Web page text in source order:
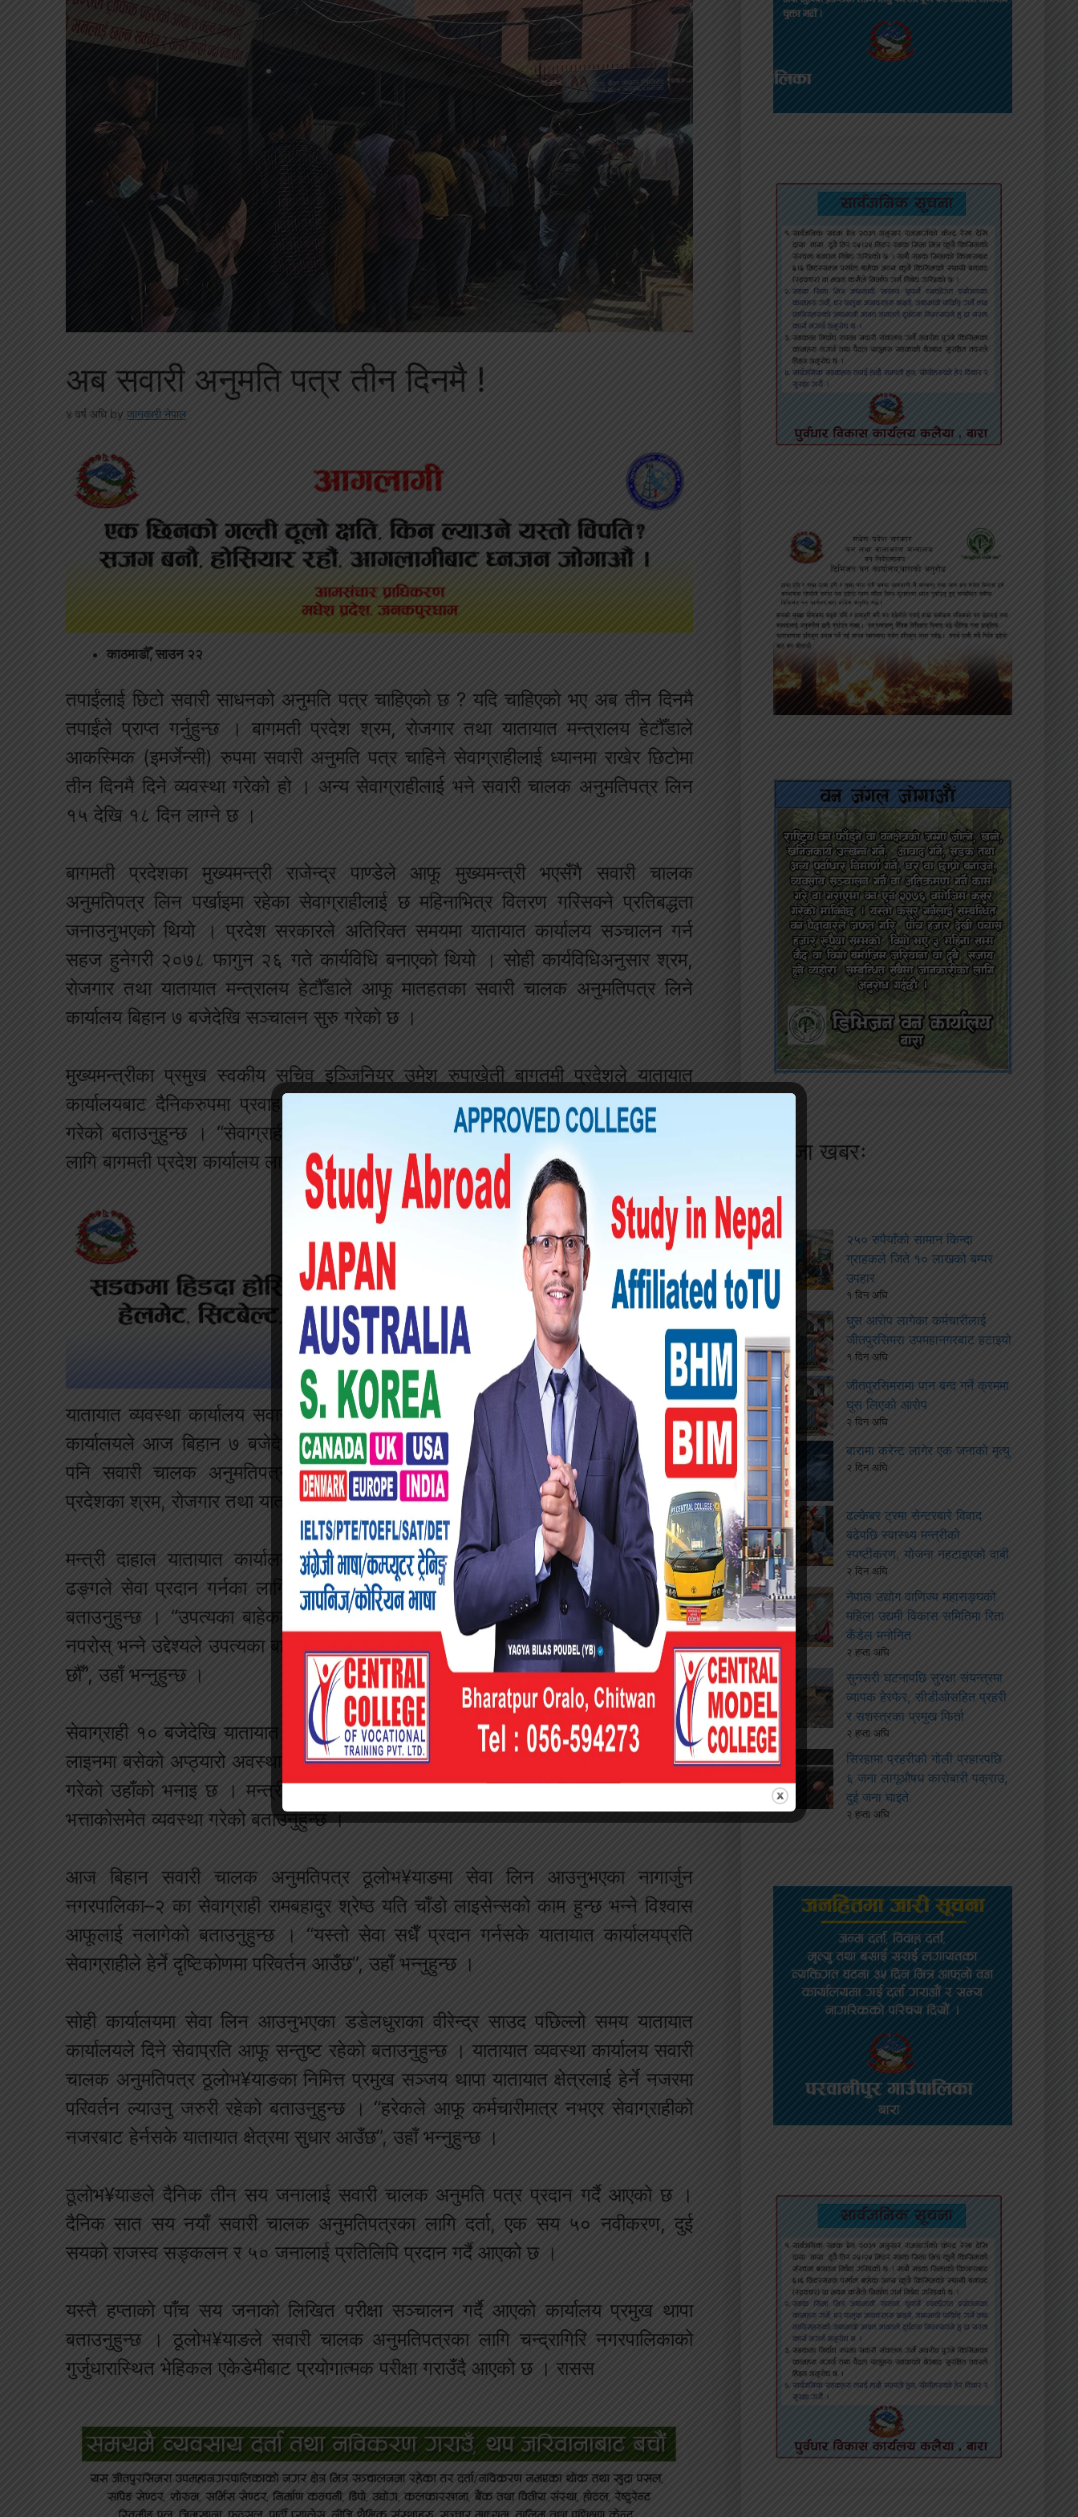
अब सवारी अनुमति पत्र तीन दिनमै !
४ वर्ष अघि by जानकारी नेपाल
काठमाडौँ, साउन २२
तपाईंलाई छिटो सवारी साधनको अनुमति पत्र चाहिएको छ ? यदि चाहिएको भए अब तीन दिनमै
तपाईंले प्राप्त गर्नुहुन्छ । बागमती प्रदेश श्रम, रोजगार तथा यातायात मन्त्रालय हेटौँडाले
आकस्मिक (इमर्जेन्सी) रुपमा सवारी अनुमति पत्र चाहिने सेवाग्राहीलाई ध्यानमा राखेर छिटोमा
तीन दिनमै दिने व्यवस्था गरेको हो । अन्य सेवाग्राहीलाई भने सवारी चालक अनुमतिपत्र लिन
१५ देखि १८ दिन लाग्ने छ ।
बागमती प्रदेशका मुख्यमन्त्री राजेन्द्र पाण्डेले आफू मुख्यमन्त्री भएसँगै सवारी चालक
अनुमतिपत्र लिन पर्खाइमा रहेका सेवाग्राहीलाई छ महिनाभित्र वितरण गरिसक्ने प्रतिबद्धता
जनाउनुभएको थियो । प्रदेश सरकारले अतिरिक्त समयमा यातायात कार्यालय सञ्चालन गर्न
सहज हुनेगरी २०७८ फागुन २६ गते कार्यविधि बनाएको थियो । सोही कार्यविधिअनुसार श्रम,
रोजगार तथा यातायात मन्त्रालय हेटौँडाले आफू मातहतका सवारी चालक अनुमतिपत्र लिने
कार्यालय बिहान ७ बजेदेखि सञ्चालन सुरु गरेको छ ।
मुख्यमन्त्रीका प्रमुख स्वकीय सचिव इञ्जिनियर उमेश रुपाखेती बागतमी प्रदेशले यातायात
कार्यालयबाट दैनिकरुपमा प्रवाह हुने सेवाग्राहीको विवरण दैनिकरुपमा सार्वजनिक गर्ने तयारी
गरेको बताउनुहुन्छ । “सेवाग्राहीसँग प्रत्यक्ष जोडिने कार्यालय यातायात कार्यालयको सुधारका
लागि बागमती प्रदेश कार्यालय लागेको छ”, उहाँ भन्नुहुन्छ ।
यातायात व्यवस्था कार्यालय सवारी चालक अनुमतिपत्र ठूलोभ¥याङ, हेटौँडा, जगातिलगायतका
कार्यालयले आज बिहान ७ बजेदेखि सेवाग्राहीलाई सवारी चालक अनुमतिपत्र प्रदान सुरु गरे
पनि सवारी चालक अनुमतिपत्र एकान्तकुना, चाबहिलले छिट्टै सेवा प्रदान गर्ने बागमती
प्रदेशका श्रम, रोजगार तथा यातायातमन्त्री घनश्याम दाहाल बताउनुहुन्छ ।
मन्त्री दाहाल यातायात कार्यालयभित्र देखिएको अस्तव्यस्तता हटाउँदै सेवाग्राहीलाई सहज
ढङ्गले सेवा प्रदान गर्नका लागि कार्यविधि बनाएर बिहानैदेखि कार्यालय सञ्चालन सुरु गरेको
बताउनुहुन्छ । “उपत्यका बाहेकका अरु जिल्लाका सेवाग्राही काठमाडौँभित्र सेवा लिन आउन
नपरोस् भन्ने उद्देश्यले उपत्यका बाहिर पनि सवारी चालक अनुमतिपत्र कार्यालय खोल्न लागिरहेका
छौँ”, उहाँ भन्नुहुन्छ ।
सेवाग्राही १० बजेदेखि यातायात कार्यालय सञ्चालन हुने भएकाले ७ बजेदेखि नै कार्यालय आएर
लाइनमा बसेको अप्ठ्यारो अवस्थालाई महसुस गरेर बिहान ७ बजेदेखि नै कार्यालय सञ्चालन सुरु
गरेको उहाँको भनाइ छ । मन्त्री दाहाल अतिरिक्त समयमा काम गर्ने कर्मचारीलाई मन्त्रालयले
भत्ताकोसमेत व्यवस्था गरेको बताउनुहुन्छ ।
आज बिहान सवारी चालक अनुमतिपत्र ठूलोभ¥याङमा सेवा लिन आउनुभएका नागार्जुन
नगरपालिका–२ का सेवाग्राही रामबहादुर श्रेष्ठ यति चाँडो लाइसेन्सको काम हुन्छ भन्ने विश्वास
आफूलाई नलागेको बताउनुहुन्छ । “यस्तो सेवा सधैँ प्रदान गर्नसके यातायात कार्यालयप्रति
सेवाग्राहीले हेर्ने दृष्टिकोणमा परिवर्तन आउँछ”, उहाँ भन्नुहुन्छ ।
सोही कार्यालयमा सेवा लिन आउनुभएका डडेलधुराका वीरेन्द्र साउद पछिल्लो समय यातायात
कार्यालयले दिने सेवाप्रति आफू सन्तुष्ट रहेको बताउनुहुन्छ । यातायात व्यवस्था कार्यालय सवारी
चालक अनुमतिपत्र ठूलोभ¥याङका निमित्त प्रमुख सञ्जय थापा यातायात क्षेत्रलाई हेर्ने नजरमा
परिवर्तन ल्याउनु जरुरी रहेको बताउनुहुन्छ । “हरेकले आफू कर्मचारीमात्र नभएर सेवाग्राहीको
नजरबाट हेर्नसके यातायात क्षेत्रमा सुधार आउँछ”, उहाँ भन्नुहुन्छ ।
ठूलोभ¥याङले दैनिक तीन सय जनालाई सवारी चालक अनुमति पत्र प्रदान गर्दै आएको छ ।
दैनिक सात सय नयाँ सवारी चालक अनुमतिपत्रका लागि दर्ता, एक सय ५० नवीकरण, दुई
सयको राजस्व सङ्कलन र ५० जनालाई प्रतिलिपि प्रदान गर्दै आएको छ ।
यस्तै हप्ताको पाँच सय जनाको लिखित परीक्षा सञ्चालन गर्दै आएको कार्यालय प्रमुख थापा
बताउनुहुन्छ । ठूलोभ¥याङले सवारी चालक अनुमतिपत्रका लागि चन्द्रागिरि नगरपालिकाको
गुर्जुधारास्थित भेहिकल एकेडेमीबाट प्रयोगात्मक परीक्षा गराउँदै आएको छ । रासस
ताजा खबरः
२५० रुपैयाँको सामान किन्दा
ग्राहकले जिते १० लाखको बम्पर
उपहार
१ दिन अघि
घुस आरोप लागेका कर्मचारीलाई
जीतपुरसिमरा उपमहानगरबाट हटाइयो
१ दिन अघि
जीतपुरसिमरामा पान बन्द गर्ने क्रममा
घुस लिएको आरोप
२ दिन अघि
बारामा करेन्ट लागेर एक जनाको मृत्यु
२ दिन अघि
ढल्केबर ट्रमा सेन्टरबारे विवाद
बढेपछि स्वास्थ्य मन्त्रीको
स्पष्टीकरण, योजना नहटाइएको दाबी
२ दिन अघि
नेपाल उद्योग वाणिज्य महासङ्घको
महिला उद्यमी विकास समितिमा रिता
कँडेल मनोनित
२ हप्ता अघि
सुनसरी घटनापछि सुरक्षा संयन्त्रमा
व्यापक हेरफेर, सीडीओसहित प्रहरी
र सशस्त्रका प्रमुख फिर्ता
२ हप्ता अघि
सिरहामा प्रहरीको गोली प्रहारपछि
६ जना लागूऔषध कारोबारी पक्राउ,
दुई जना घाइते
२ हप्ता अघि